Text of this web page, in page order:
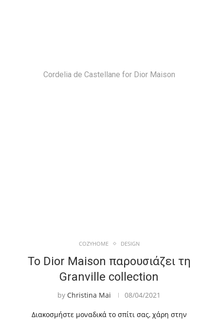
Cordelia de Castellane for Dior Maison
COZYHOME DESIGN
Το Dior Maison παρουσιάζει τη
Granville collection
by Christina Mai 08/04/2021
Διακοσμήστε μοναδικά το σπίτι σας, χάρη στην